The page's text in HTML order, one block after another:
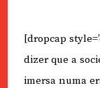
[dropcap
dizer que a
imersa numa